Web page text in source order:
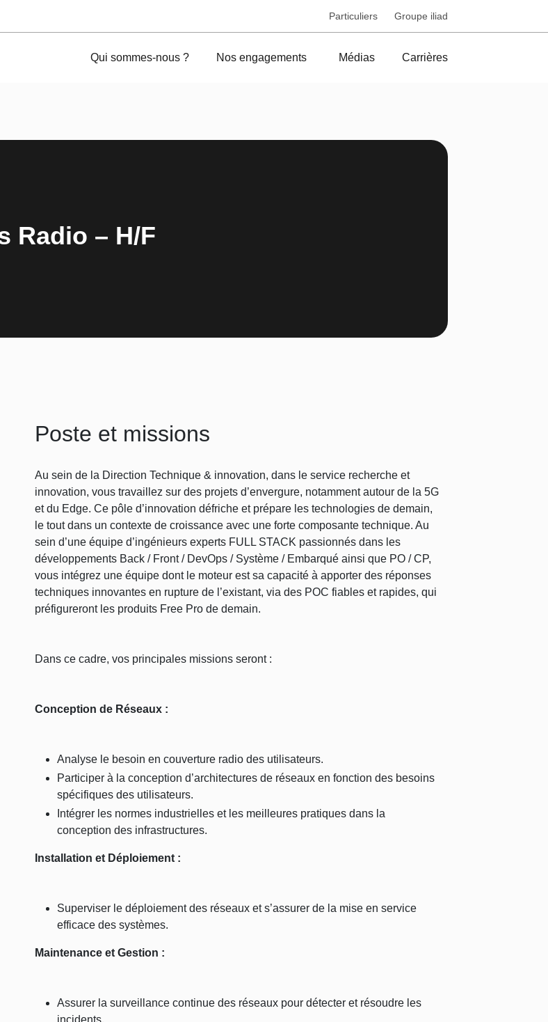
Particuliers Groupe iliad
Qui sommes-nous ? Nos engagements Médias Carrières
Radio – H/F
Poste et missions
Au sein de la Direction Technique & innovation, dans le service recherche et
innovation, vous travaillez sur des projets d’envergure, notamment autour de la 5G
et du Edge. Ce pôle d’innovation défriche et prépare les technologies de demain,
le tout dans un contexte de croissance avec une forte composante technique. Au
sein d’une équipe d’ingénieurs experts FULL STACK passionnés dans les
développements Back / Front / DevOps / Système / Embarqué ainsi que PO / CP,
vous intégrez une équipe dont le moteur est sa capacité à apporter des réponses
techniques innovantes en rupture de l’existant, via des POC fiables et rapides, qui
préfigureront les produits Free Pro de demain.
Dans ce cadre, vos principales missions seront :
Conception de Réseaux :
Analyse le besoin en couverture radio des utilisateurs.
Participer à la conception d’architectures de réseaux en fonction des besoins
spécifiques des utilisateurs.
Intégrer les normes industrielles et les meilleures pratiques dans la
conception des infrastructures.
Installation et Déploiement :
Superviser le déploiement des réseaux et s’assurer de la mise en service
efficace des systèmes.
Maintenance et Gestion :
Assurer la surveillance continue des réseaux pour détecter et résoudre les
incidents.